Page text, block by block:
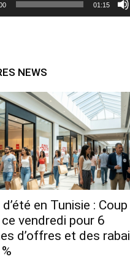
01:15
NEWS
en Tunisie : Coup
ce vendredi pour 6
d’offres et des